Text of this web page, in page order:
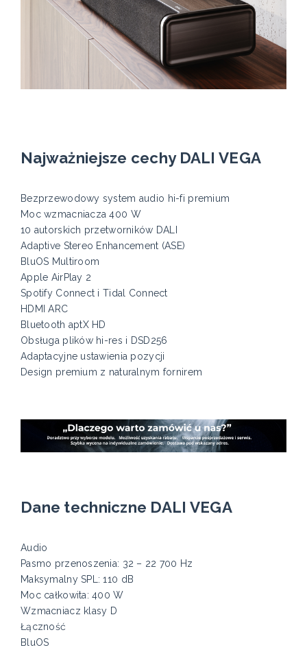
Najważniejsze cechy DALI VEGA
Bezprzewodowy system audio hi-fi premium
Moc wzmacniacza 400 W
10 autorskich przetworników DALI
Adaptive Stereo Enhancement (ASE)
BluOS Multiroom
Apple AirPlay 2
Spotify Connect i Tidal Connect
HDMI ARC
Bluetooth aptX HD
Obsługa plików hi-res i DSD256
Adaptacyjne ustawienia pozycji
Design premium z naturalnym fornirem
Dane techniczne DALI VEGA
Audio
Pasmo przenoszenia: 32 – 22 700 Hz
Maksymalny SPL: 110 dB
Moc całkowita: 400 W
Wzmacniacz klasy D
Łączność
BluOS